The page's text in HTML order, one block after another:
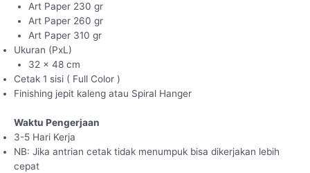
Art Paper 230 gr
Art Paper 260 gr
Art Paper 310 gr
Ukuran (PxL)
32 x 48 cm
Cetak 1 sisi ( Full Color )
Finishing jepit kaleng atau Spiral Hanger
Waktu Pengerjaan
3-5 Hari Kerja
NB: Jika antrian cetak tidak menumpuk bisa dikerjakan lebih
cepat